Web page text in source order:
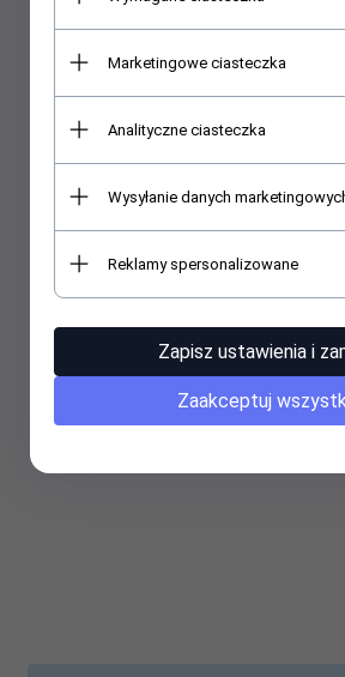
Marketingowe ciasteczka
Analityczne ciasteczka
Wysyłanie danych
Reklamy spersonalizowane
Zapisz ustawienia i
Zaakceptuj